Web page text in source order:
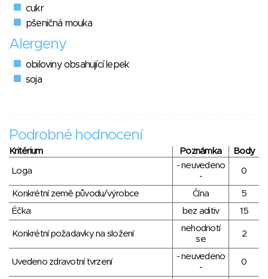
cukr
pšeničná mouka
Alergeny
obiloviny obsahující lepek
soja
Podrobné hodnocení
Kritérium Poznámka Body
Loga
- neuvedeno
-
0
Konkrétní země původu/výrobce Čína
5
Éčka
bez aditiv 15
Konkrétní požadavky na složení
nehodnotí
se
2
Uvedeno zdravotní tvrzení
- neuvedeno
-
0